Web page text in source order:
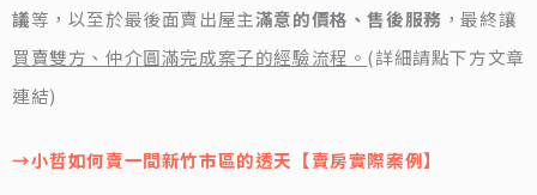
議等，以至於最後面賣出屋主滿意的價格、售後服務 ，最終讓
買賣雙方、仲介圓滿完成案子的經驗流程。 (詳細請點下方文章
連結)
→小哲如何賣一間新竹市區的透天【賣房實際案例】